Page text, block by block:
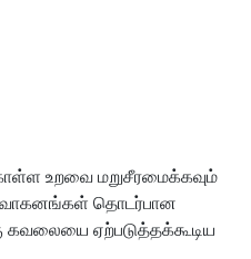
உறவை மறுசீரமைக்கவும்
வாகனங்கள் தொடர்பான
ஏற்படுத்தக்கூடிய